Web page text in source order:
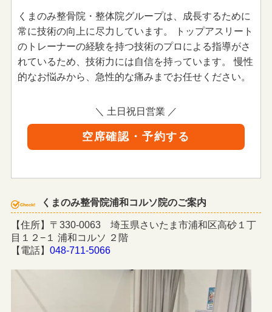
くまのみ整骨院・整体院グループは、成長するために
常に技術の向上に尽力しています。 トップアスリート
のトレーナーの経験を持つ技術のプロによる指導がさ
れているため、技術力には自信を持っています。 慢性
的なお悩みから、急性的な痛みまでお任せください。
＼ 土日祝日営業 ／
空席確認・予約する
くまのみ整骨院浦和コルソ院のご案内
【住所】〒330-0063 埼玉県さいたま市浦和区高砂１丁
目１２−１ 浦和コルソ ２階
【電話】 048-711-5066